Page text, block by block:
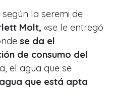
la seremi de
Molt, «se le entregó
se da el
de consumo del
el agua que se
que está apta